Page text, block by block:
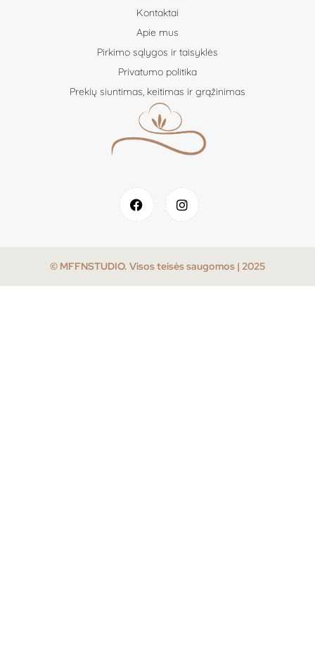
Kontaktai
Apie mus
Pirkimo sąlygos ir taisyklės
Privatumo politika
Prekių siuntimas, keitimas ir grąžinimas
© MFFNSTUDIO. Visos teisės saugomos | 2025